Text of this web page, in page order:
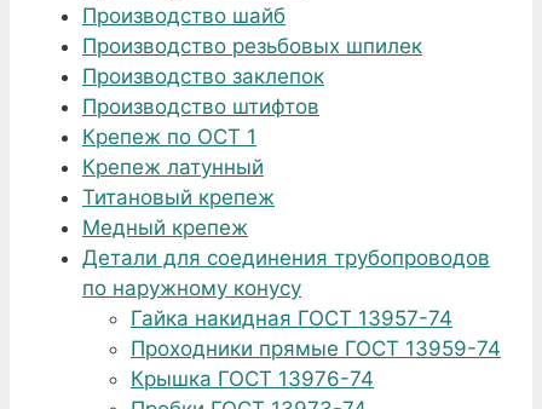
Производство шайб
Производство резьбовых шпилек
Производство заклепок
Производство штифтов
Крепеж по ОСТ 1
Крепеж латунный
Титановый крепеж
Медный крепеж
Детали для соединения трубопроводов
по наружному конусу
Гайка накидная ГОСТ 13957-74
Проходники прямые ГОСТ 13959-74
Крышка ГОСТ 13976-74